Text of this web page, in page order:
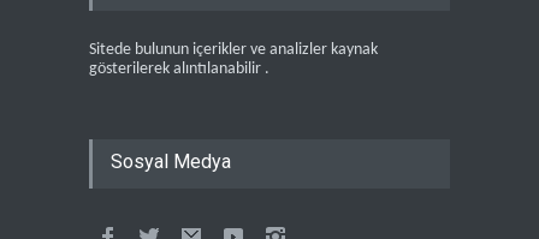
Sitede bulunun içerikler ve analizler kaynak
gösterilerek alıntılanabilir .
Sosyal Medya